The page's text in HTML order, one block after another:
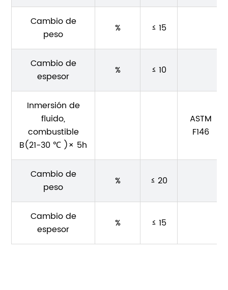
Cambio de
peso
% ≤ 15
Cambio de
espesor
% ≤ 10
Inmersión de
fluido,
combustible
B(21-30 ℃ )× 5h
ASTM
F146
Cambio de
peso
% ≤ 20
Cambio de
espesor
% ≤ 15